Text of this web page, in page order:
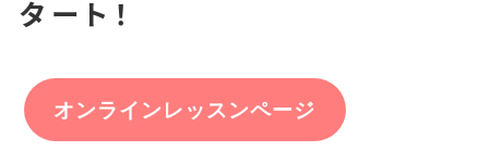
タート！
オンラインレッスンページ